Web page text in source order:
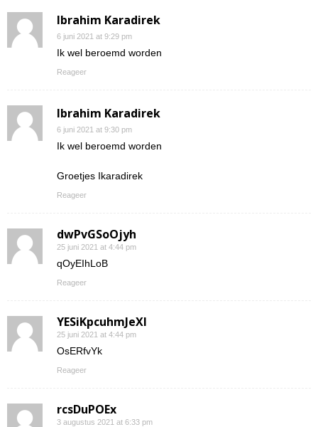
Ibrahim Karadirek
6 juni 2021 at 9:29 pm
Ik wel beroemd worden
Reageer
Ibrahim Karadirek
6 juni 2021 at 9:30 pm
Ik wel beroemd worden
Groetjes Ikaradirek
Reageer
dwPvGSoOjyh
25 juni 2021 at 4:44 pm
qOyEIhLoB
Reageer
YESiKpcuhmJeXI
25 juni 2021 at 4:44 pm
OsERfvYk
Reageer
rcsDuPOEx
3 augustus 2021 at 6:33 pm